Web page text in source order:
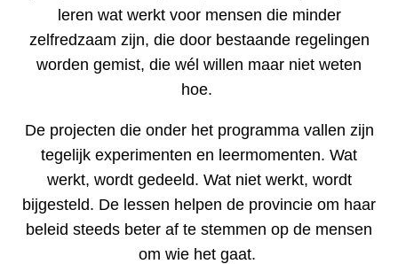
leren wat werkt voor mensen die minder
zelfredzaam zijn, die door bestaande regelingen
worden gemist, die wél willen maar niet weten
hoe.
De projecten die onder het programma vallen zijn
tegelijk experimenten en leermomenten. Wat
werkt, wordt gedeeld. Wat niet werkt, wordt
bijgesteld. De lessen helpen de provincie om haar
beleid steeds beter af te stemmen op de mensen
om wie het gaat.